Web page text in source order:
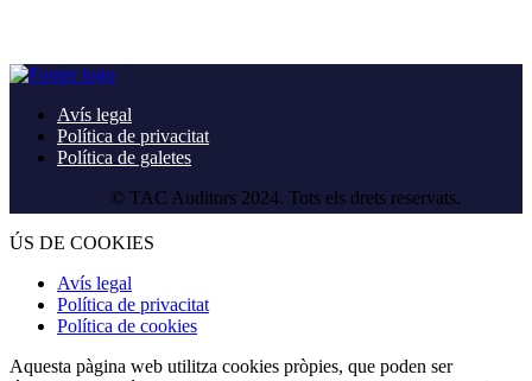
Avís legal
Política de privacitat
Política de galetes
© TAC Auditors 2024. Tots els drets reservats.
ÚS DE COOKIES
Avís legal
Política de privacitat
Política de cookies
Aquesta pàgina web utilitza cookies pròpies, que poden ser